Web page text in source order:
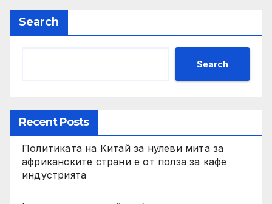
Search
Search
Recent Posts
Политиката на Китай за нулеви мита за
африканските страни е от полза за кафе
индустрията